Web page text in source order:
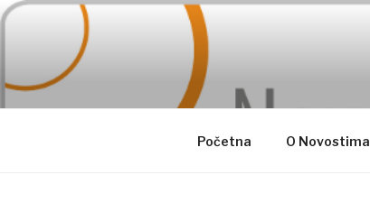
Skip
Početna O Novostima